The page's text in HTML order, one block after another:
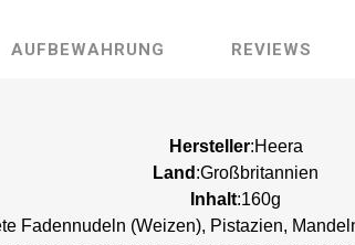
AUFBEWAHRUNG REVIEWS
Hersteller:Heera
Land :Großbritannien
Inhalt:160g
Fadennudeln (Weizen), Pistazien,